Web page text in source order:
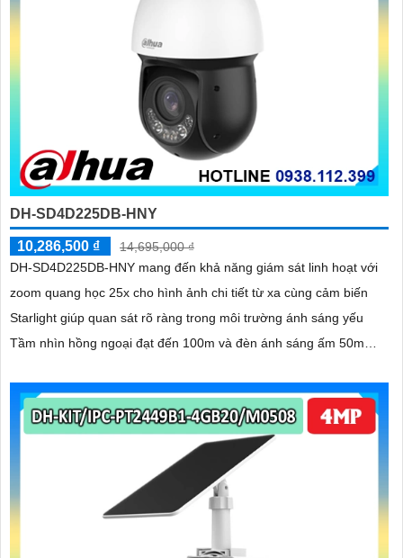
DH-SD4D225DB-HNY
10,286,500 ₫
14,695,000 ₫
DH-SD4D225DB-HNY mang đến khả năng giám sát linh hoạt với
zoom quang học 25x cho hình ảnh chi tiết từ xa cùng cảm biến
Starlight giúp quan sát rõ ràng trong môi trường ánh sáng yếu
Tầm nhìn hồng ngoại đạt đến 100m và đèn ánh sáng ấm 50m
IP67 cùng tốc độ khung hình 30fps@1080p ổn định